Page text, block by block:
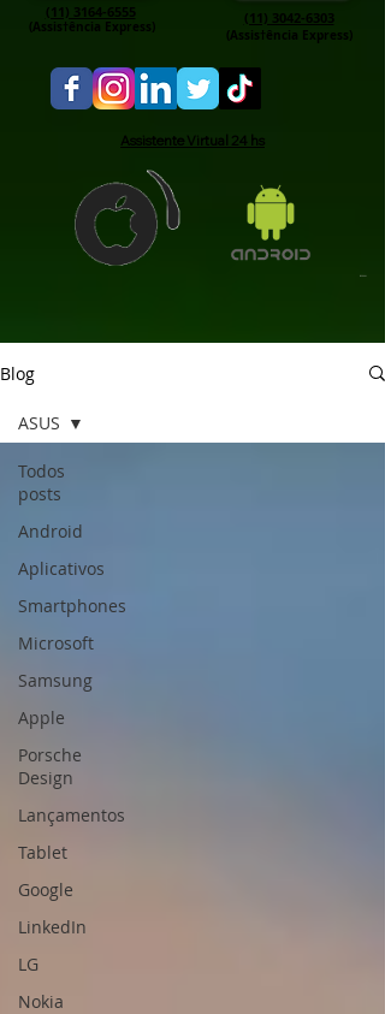
(11) 3042-6303
(Assis†ência Express)
(11) 3164-6555
(Assis†ência Express)
Assistente Virtual 24 hs
Blog
Todos
posts
Android
Aplicativos
Smartphones
Microsoft
Samsung
Apple
Porsche
Design
Lançamentos
Tablet
Google
LinkedIn
LG
Nokia
ASUS